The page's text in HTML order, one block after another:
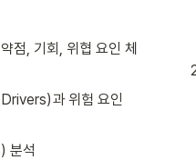
점, 기회, 위협 요인 체
과 위험 요인
분석